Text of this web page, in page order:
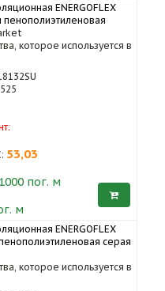
ENERGOFLEX
пенополиэтиленовая
которое используется в
53,03
пог. м
м
ENERGOFLEX
серая
которое используется в